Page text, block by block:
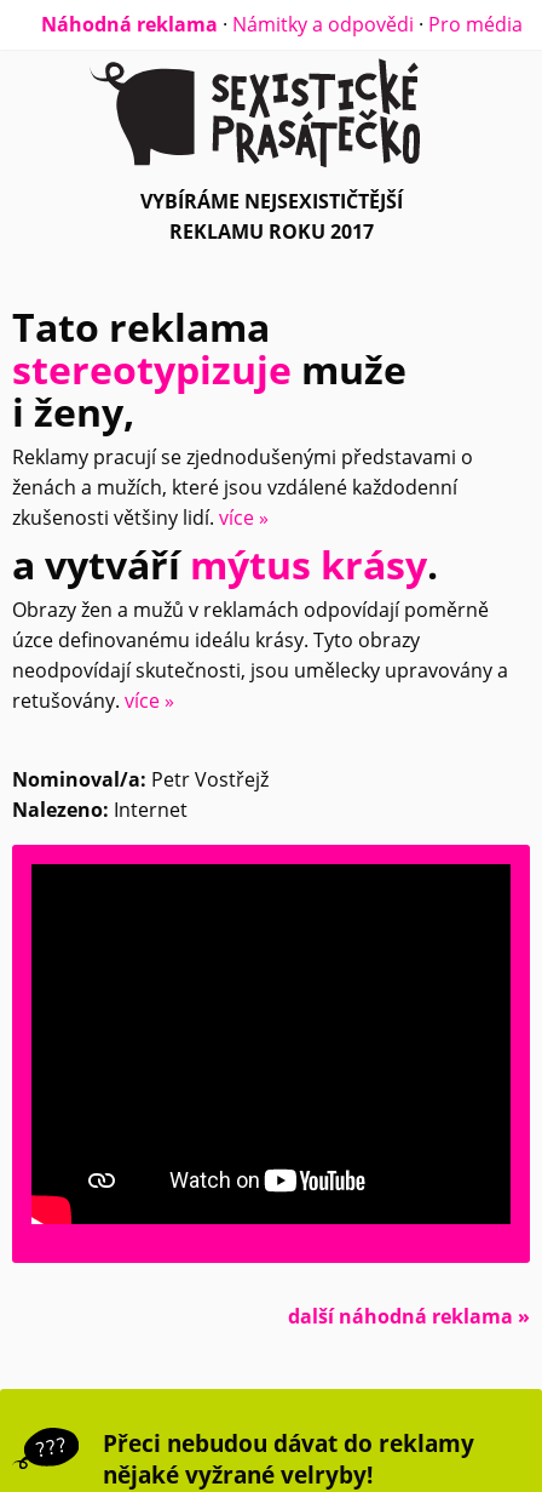
Náhodná reklama · Námitky a odpovědi · Pro média
VYBÍRÁME NEJSEXISTIČTĚJŠÍ
REKLAMU ROKU 2017
Tato reklama
stereotypizuje muže
i ženy,
Reklamy pracují se zjednodušenými představami o
ženách a mužích, které jsou vzdálené každodenní
zkušenosti většiny lidí. více »
a vytvářímýtus krásy.
Obrazy žen a mužů v reklamách odpovídají poměrně
úzce definovanému ideálu krásy. Tyto obrazy
neodpovídají skutečnosti, jsou umělecky upravovány a
retušovány. více »
Nominoval/a: Petr Vostřejž
Nalezeno: Internet
další náhodná reklama »
Přeci nebudou dávat do reklamy
nějaké vyžrané velryby!